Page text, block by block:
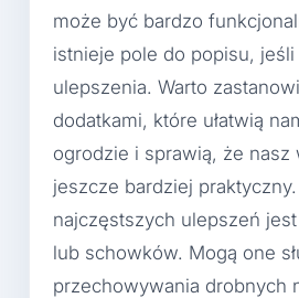
może być bardzo
istnieje pole do popisu,
ulepszenia. Warto
dodatkami, które ułatwią
ogrodzie i sprawią, że nasz
jeszcze bardziej
najczęstszych ulepszeń jest
lub schowków. Mogą one
przechowywania drobnych